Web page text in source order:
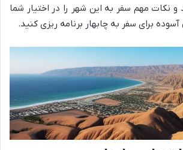
و نکات مهم سفر به این شهر را در اختیار شما
آسوده برای سفر به چابهار برنامه ریزی کنید.